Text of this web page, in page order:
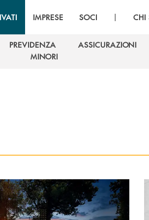
IMPRESE SOCI | CHI
PREVIDENZA
PREVIDENZA
ASSICURAZIONI
MINORI
comuni